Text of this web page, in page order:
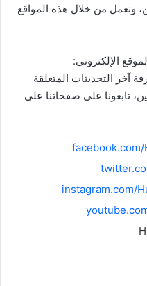
وتعمل من خلال هذه المواقع
الإلكتروني:
آخر التحديثات المتعلقة
تابعونا على صفحاتنا على
instagram.com/